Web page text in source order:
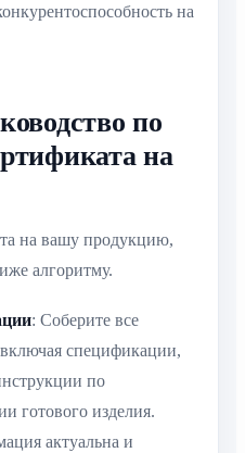
на
по
на
на вашу продукцию,
алгоритму.
: Соберите все
спецификации,
по
готового изделия.
актуальна и